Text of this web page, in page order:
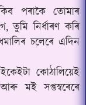
পৰাকৈ তোমাৰ
তুমি নিৰ্ধাৰণ কৰি
চলেৰে এদিন
কোঠালিয়েই
মই সপ্তস্বৰেৰে